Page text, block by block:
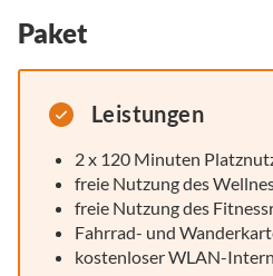
Paket
Leistungen
2 x 120 Minuten
freie Nutzung des
freie Nutzung des
Fahrrad- und
kostenloser WLAN-